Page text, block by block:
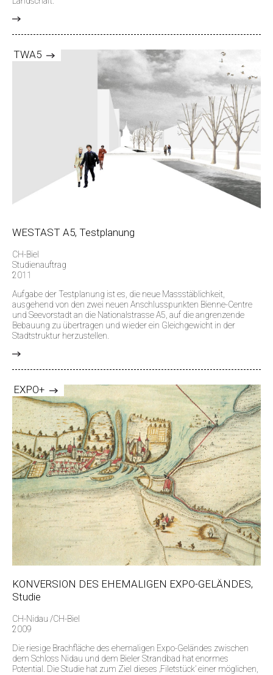
TWA5
WESTAST A5, Testplanung
CH-Biel
Studienauftrag
2011
Aufgabe der Testplanung ist es, die neue Massstäblichkeit,
ausgehend von den zwei neuen Anschlusspunkten Bienne-Centre
und Seevorstadt an die Nationalstrasse A5, auf die angrenzende
Bebauung zu übertragen und wieder ein Gleichgewicht in der
Stadtstruktur herzustellen.
EXPO+
KONVERSION DES EHEMALIGEN EXPO-GELÄNDES,
Studie
CH-Nidau /CH-Biel
2009
Die riesige Brachfläche des ehemaligen Expo-Geländes zwischen
dem Schloss Nidau und dem Bieler Strandbad hat enormes
Potential. Die Studie hat zum Ziel dieses ‚Filetstück’ einer möglichen,